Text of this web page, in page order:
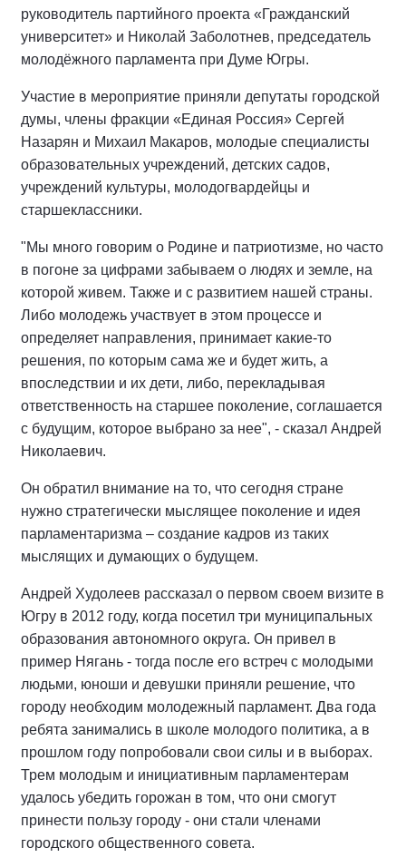
руководитель партийного проекта «Гражданский
университет» и Николай Заболотнев, председатель
молодёжного парламента при Думе Югры.
Участие в мероприятие приняли депутаты городской
думы, члены фракции «Единая Россия» Сергей
Назарян и Михаил Макаров, молодые специалисты
образовательных учреждений, детских садов,
учреждений культуры, молодогвардейцы и
старшеклассники.
"Мы много говорим о Родине и патриотизме, но часто
в погоне за цифрами забываем о людях и земле, на
которой живем. Также и с развитием нашей страны.
Либо молодежь участвует в этом процессе и
определяет направления, принимает какие-то
решения, по которым сама же и будет жить, а
впоследствии и их дети, либо, перекладывая
ответственность на старшее поколение, соглашается
с будущим, которое выбрано за нее", - сказал Андрей
Николаевич.
Он обратил внимание на то, что сегодня стране
нужно стратегически мыслящее поколение и идея
парламентаризма – создание кадров из таких
мыслящих и думающих о будущем.
Андрей Худолеев рассказал о первом своем визите в
Югру в 2012 году, когда посетил три муниципальных
образования автономного округа. Он привел в
пример Нягань - тогда после его встреч с молодыми
людьми, юноши и девушки приняли решение, что
городу необходим молодежный парламент. Два года
ребята занимались в школе молодого политика, а в
прошлом году попробовали свои силы и в выборах.
Трем молодым и инициативным парламентерам
удалось убедить горожан в том, что они смогут
принести пользу городу - они стали членами
городского общественного совета.